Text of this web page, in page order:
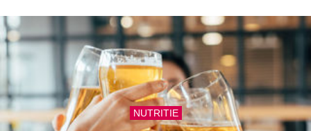
NUTRITIE